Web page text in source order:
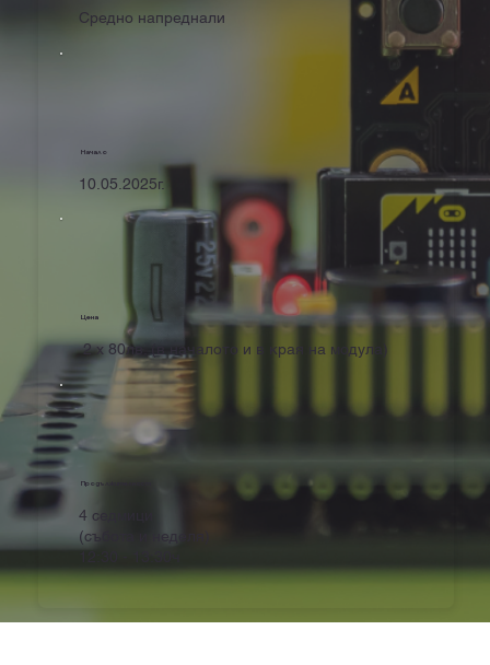
Средно напреднали
Начало
10.05.2025г.
Цена
2 x 80лв. (в началото и в края на модула)
Продължителност
4 седмици
(събота и неделя)